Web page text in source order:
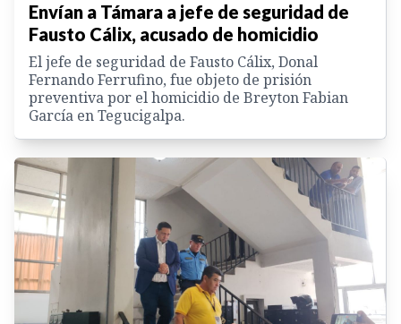
Envían a Támara a jefe de seguridad de
Fausto Cálix, acusado de homicidio
El jefe de seguridad de Fausto Cálix, Donal
Fernando Ferrufino, fue objeto de prisión
preventiva por el homicidio de Breyton Fabian
García en Tegucigalpa.